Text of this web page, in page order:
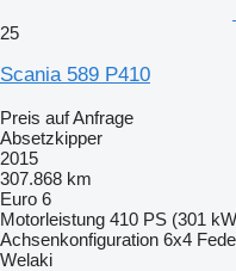
25
Scania 589 P410
Preis auf Anfrage
Absetzkipper
2015
307.868 km
Euro 6
Motorleistung 410 PS (301
Achsenkonfiguration 6x4
Welaki